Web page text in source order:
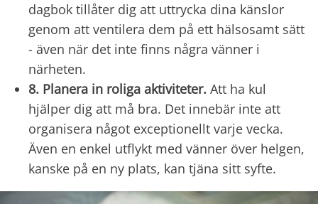
dagbok tillåter dig att uttrycka dina känslor
genom att ventilera dem på ett hälsosamt sätt
- även när det inte finns några vänner i
närheten.
8. Planera in roliga aktiviteter. Att ha kul
hjälper dig att må bra. Det innebär inte att
organisera något exceptionellt varje vecka.
Även en enkel utflykt med vänner över helgen,
kanske på en ny plats, kan tjäna sitt syfte.